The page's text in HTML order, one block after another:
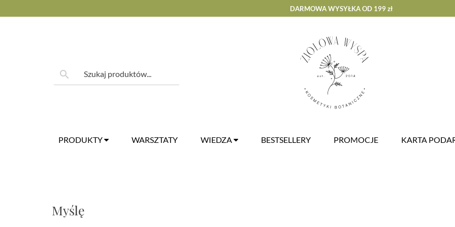
to
DARMOWA WYSYŁKA OD 199 zł
search
PRODUKTY WARSZTATY WIEDZA BESTSELLERY PROMOCJE KARTA
Myślę